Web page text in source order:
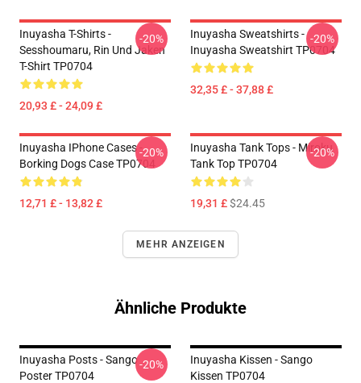
Inuyasha T-Shirts -
Sesshoumaru, Rin Und Jaken
T-Shirt TP0704
20,93 £ - 24,09 £
-20%
Inuyasha Sweatshirts -
Inuyasha Sweatshirt TP0704
32,35 £ - 37,88 £
-20%
Inuyasha IPhone Cases -
Borking Dogs Case TP0704
12,71 £ - 13,82 £
-20%
Inuyasha Tank Tops - Miroku
Tank Top TP0704
19,31 £$24.45
-20%
MEHR ANZEIGEN
Ähnliche Produkte
Inuyasha Posts - Sango
Poster TP0704
-20%
Inuyasha Kissen - Sango
Kissen TP0704